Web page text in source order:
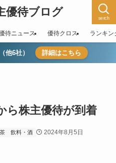
優待ブログ serch
待ニュース 優待クロス ランキン
他6社） 詳細はこちら
ら株主優待が到着
飲料・酒 2024年8月5日